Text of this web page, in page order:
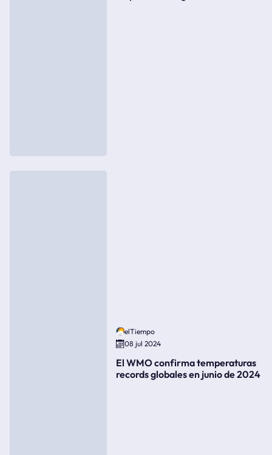
elTiempo
08 jul 2024
El WMO confirma temperaturas
records globales en junio de 2024